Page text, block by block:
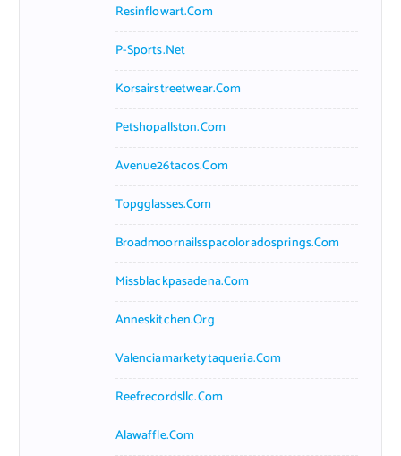
Resinflowart.com
P-Sports.net
Korsairstreetwear.com
Petshopallston.com
Avenue26tacos.com
Topgglasses.com
Broadmoornailsspacoloradosprings.com
Missblackpasadena.com
Anneskitchen.org
Valenciamarketytaqueria.com
Reefrecordsllc.com
Alawaffle.com